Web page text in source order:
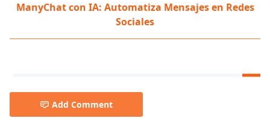
ManyChat con IA: Automatiza Mensajes en Redes
Sociales
Add Comment